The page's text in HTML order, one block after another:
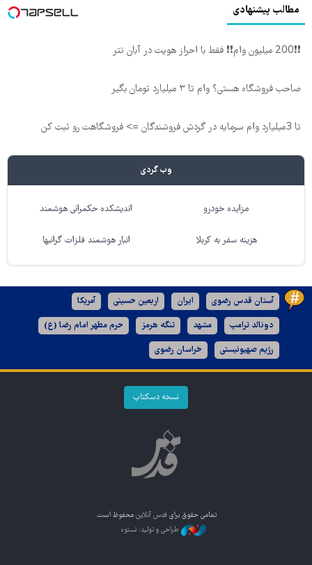
مطالب پیشنهادی
❗❗200 میلیون وام❗❗ فقط با احراز هویت در آبان تتر
صاحب فروشگاه هستی؟ وام تا ۳ میلیارد تومان بگیر
تا 3میلیارد وام سرمایه در گردش فروشندگان => فروشگاهت رو ثبت کن
وب گردی
مزایده خودرو اندیشکده حکمرانی هوشمند
هزینه سفر به کربلا انبار هوشمند فلزات گرانبها
آستان قدس رضوی ایران اربعین حسینی آمریکا
دونالد ترامپ مشهد تنگه هرمز حرم مطهر امام رضا (ع)
رژیم صهیونیستی خراسان رضوی
نسخه دسکتاپ
تمامی حقوق برای قدس آنلاین محفوظ است.
طراحی و تولید: نستوه